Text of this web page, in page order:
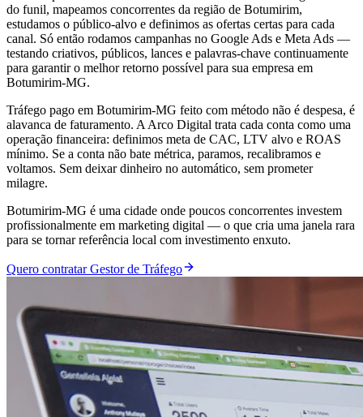
do funil, mapeamos concorrentes da região de Botumirim,
estudamos o público-alvo e definimos as ofertas certas para cada
canal. Só então rodamos campanhas no Google Ads e Meta Ads —
testando criativos, públicos, lances e palavras-chave continuamente
para garantir o melhor retorno possível para sua empresa em
Botumirim-MG.
Tráfego pago em Botumirim-MG feito com método não é despesa, é
alavanca de faturamento. A Arco Digital trata cada conta como uma
operação financeira: definimos meta de CAC, LTV alvo e ROAS
mínimo. Se a conta não bate métrica, paramos, recalibramos e
voltamos. Sem deixar dinheiro no automático, sem prometer
milagre.
Botumirim-MG é uma cidade onde poucos concorrentes investem
profissionalmente em marketing digital — o que cria uma janela rara
para se tornar referência local com investimento enxuto.
Quero contratar Gestor de Tráfego